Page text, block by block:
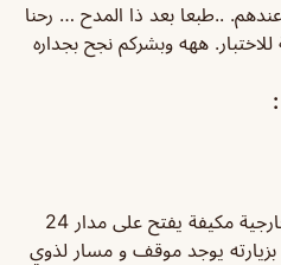
..طبعا بعد ذا المدح … رحنا
ههه وبشركم نجح بجداره
جميل يوجد جلسات داخلية وخارجية مكيفة يفتح على مدار 24
يوجد موقف و مسار لذوي